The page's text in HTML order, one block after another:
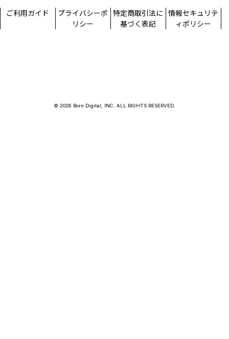
ご利用ガイド
プライバシーポ
リシー
特定商取引法に
基づく表記
情報セキュリテ
ィポリシー
© 2026 Born Digital, INC. ALL RIGHTS RESERVED.